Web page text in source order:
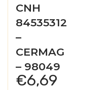
CNH
84535312
–
CERMAG
– 98049
€6,69